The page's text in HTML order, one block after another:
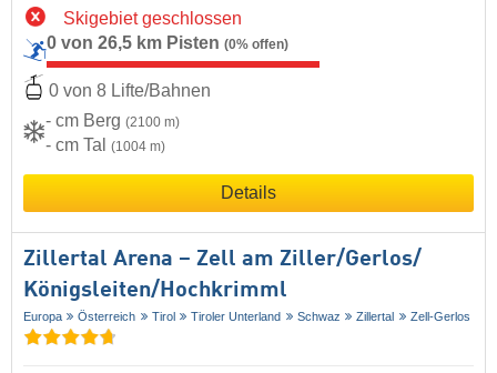
Skigebiet geschlossen
0 von 26,5 km Pisten (0% offen)
0 von 8 Lifte/Bahnen
- cm Berg (2100 m)
- cm Tal (1004 m)
Details
Zillertal Arena – Zell am Ziller/​Gerlos/​
Königsleiten/​Hochkrimml
Europa Österreich Tirol Tiroler Unterland Schwaz Zillertal Zell-Gerlos